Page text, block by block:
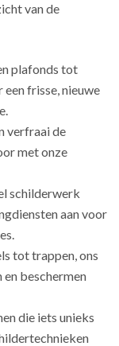
van de
plafonds tot
frisse, nieuwe
verfraai de
met onze
schilderwerk
aan voor
tot trappen, ons
beschermen
die iets unieks